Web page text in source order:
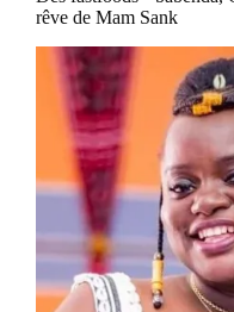
rêve de Mam Sank